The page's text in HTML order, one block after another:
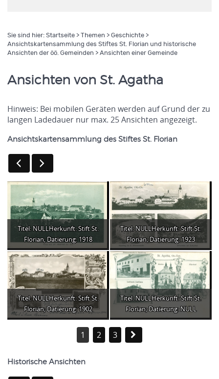
Sie sind hier: Startseite > Themen > Geschichte >
Ansichtskartensammlung des Stiftes St. Florian und historische
Ansichten der öö. Gemeinden > Ansichten einer Gemeinde
Ansichten von St. Agatha
Hinweis: Bei mobilen Geräten werden auf Grund der zu
langen Ladedauer nur max. 25 Ansichten angezeigt.
Ansichtskartensammlung des Stiftes St. Florian
Titel: NULLHerkunft: Stift St.
Florian; Datierung: 1918
Titel: NULLHerkunft: Stift St.
Florian; Datierung: 1923
Titel: NULLHerkunft: Stift St.
Florian; Datierung: 1902
Titel: NULLHerkunft: Stift St.
Florian; Datierung: NULL
1 2 3
Historische Ansichten